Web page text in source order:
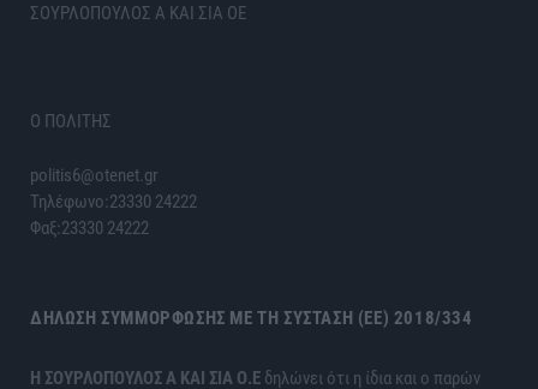
ΣΟΥΡΛΟΠΟΥΛΟΣ Α ΚΑΙ ΣΙΑ ΟΕ
Ο ΠΟΛΙΤΗΣ
politis6@otenet.gr
Τηλέφωνο:23330 24222
Φαξ:23330 24222
ΔΉΛΩΣΗ ΣΥΜΜΌΡΦΩΣΗΣ ΜΕ ΤΗ ΣΎΣΤΑΣΗ (ΕΕ) 2018/334
H ΣΟΥΡΛΟΠΟΥΛΟΣ Α ΚΑΙ ΣΙΑ Ο.Ε δηλώνει ότι η ίδια και ο παρών